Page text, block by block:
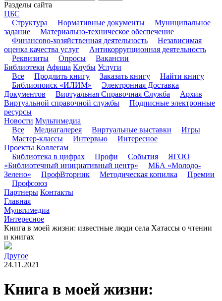
Разделы сайта
ЦБС
Структура
Нормативные документы
Муниципальное
задание
Материально-техническое обеспечение
Финансово-хозяйственная деятельность
Независимая
оценка качества услуг
Антикоррупционная деятельность
Реквизиты
Опросы
Вакансии
Библиотеки Афиша Клубы Услуги
Все
Продлить книгу Заказать книгу
Найти книгу
Библиопоиск «ИЛИМ»
Электронная Доставка
Документов
Виртуальная Справочная Служба
Архив
Виртуальной справочной службы
Подписные электронные
ресурсы
Новости Мультимедиа
Все
Медиагалерея Виртуальные выставки
Игры
Мастер-классы
Интервью
Интересное
Проекты Коллегам
Библиотека в цифрах
Профи События
ЯГОО
«Библиотечный инициативный центр»
МБА «Молодо-
Зелено»
ПрофВторник Методическая копилка
Премии
Профсоюз
Партнеры Контакты
Главная
Мультимедиа
Интересное
Книга в моей жизни: известные люди села Хатассы о чтении
и книгах
Другое
24.11.2021
Книга в моей жизни: